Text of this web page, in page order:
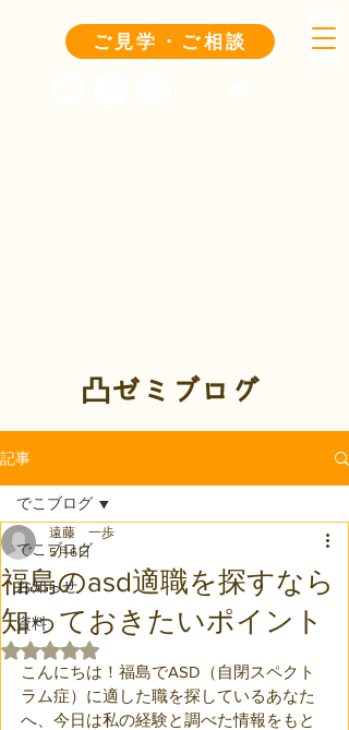
ご見学・ご相談
凸ゼミブログ
記事
でこブログ
お知らせ
資料
でこブログ
福島のasd適職を探すなら
知っておきたいポイント
遠藤 一歩
5月6日
5つ星のうちNaNと評価されています。
こんにちは！福島でASD（自閉スペクト
ラム症）に適した職を探しているあなた
へ、今日は私の経験と調べた情報をもと